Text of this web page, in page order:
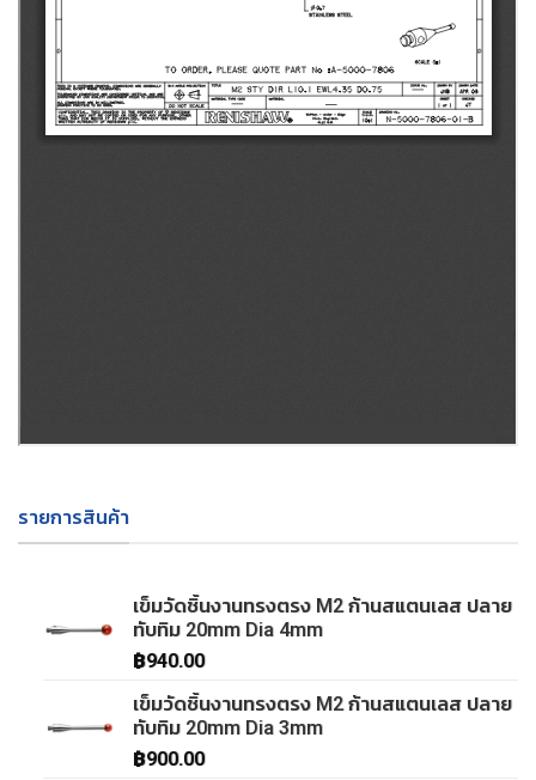
รายการสินค้า
เข็มวัดชิ้นงานทรงตรง M2 ก้านสแตนเลส ปลาย
ทับทิม 20mm Dia 4mm
฿940.00
เข็มวัดชิ้นงานทรงตรง M2 ก้านสแตนเลส ปลาย
ทับทิม 20mm Dia 3mm
฿900.00